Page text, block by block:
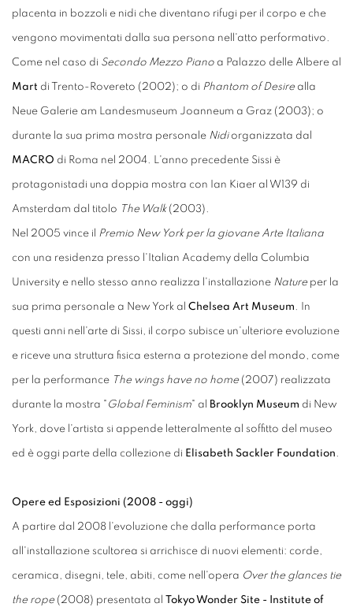
placenta in bozzoli e nidi che diventano rifugi per il corpo e che
vengono movimentati dalla sua persona nell'atto performativo.
Come nel caso di Secondo Mezzo Piano a Palazzo delle Albere al
Mart di Trento-Rovereto (2002); o di Phantom of Desire alla
Neue Galerie am Landesmuseum Joanneum a Graz (2003); o
durante la sua prima mostra personale Nidiorganizzata dal
MACRO di Roma nel 2004. L'anno precedente Sissi è
protagonistadi una doppia mostra con Ian Kiaer al W139 di
Amsterdam dal titolo The Walk(2003).
Nel 2005 vince il Premio New York per la giovane Arte Italiana
con una residenza presso l'Italian Academy della Columbia
University e nello stesso anno realizza l'installazione Natureper la
sua prima personale a New York al Chelsea Art Museum. In
questi anni nell'arte di Sissi, il corpo subisce un'ulteriore evoluzione
e riceve una struttura fisica esterna a protezione del mondo, come
per la performance The wings have no home (2007) realizzata
durante la mostra " Global Feminism" al Brooklyn Museum di New
York, dove l'artista si appende letteralmente al soffitto del museo
ed è oggi parte della collezione di Elisabeth Sackler Foundation.
Opere ed Esposizioni (2008 - oggi)
A partire dal 2008 l'evoluzione che dalla performance porta
all'installazione scultorea si arrichisce di nuovi elementi: corde,
ceramica, disegni, tele, abiti, come nell'opera Over the glances tie
the rope(2008) presentata al Tokyo Wonder Site - Institute of